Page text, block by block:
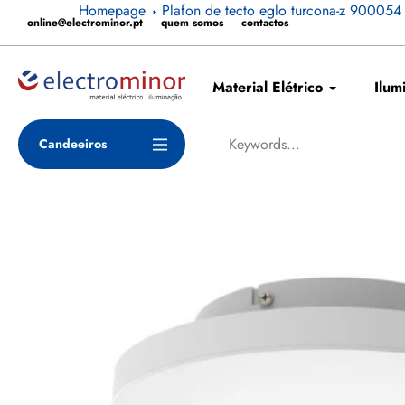
o
conteúdo
online@electrominor.pt quem somos contactos
Material Elétrico
Candeeiros
Homepage Plafon de tecto eglo turcona-z 900054